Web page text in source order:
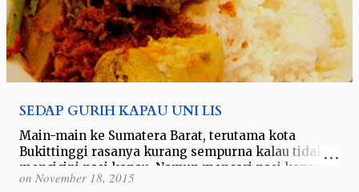
SEDAP GURIH KAPAU UNI LIS
Main-main ke Sumatera Barat, terutama kota
Bukittinggi rasanya kurang sempurna kalau tidak
mencicipi nasi kapau. Namun mencari nasi kapau
yang benar-benar enak, enak di lidah dan …
on November 18, 2015